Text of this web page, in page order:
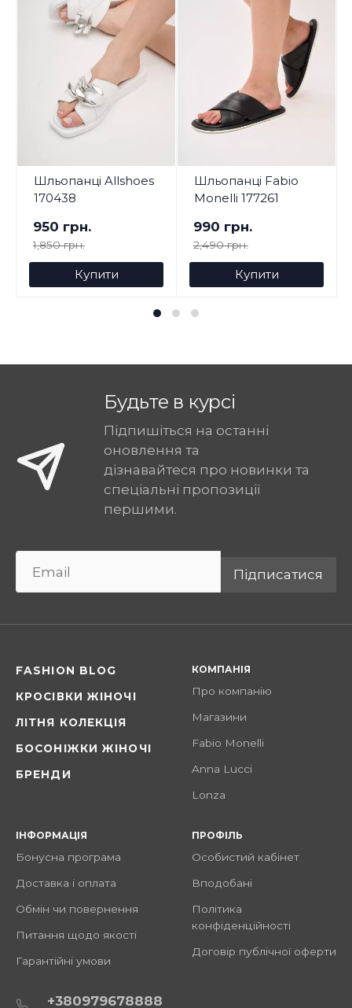
Шльопанці Allshoes
170438
950 грн.
1,850 грн.
Купити
Шльопанці Fabio
Monelli 177261
990 грн.
2,490 грн.
Купити
Будьте в курсі
Підпишіться на останні
оновлення та
дізнавайтеся про новинки та
спеціальні пропозиції
першими.
Підписатися
FASHION BLOG
КРОСІВКИ ЖІНОЧІ
ЛІТНЯ КОЛЕКЦІЯ
БОСОНІЖКИ ЖІНОЧІ
БРЕНДИ
КОМПАНІЯ
Про компанію
Магазини
Fabio Monelli
Anna Lucci
Lonza
ІНФОРМАЦІЯ
Бонусна програма
Доставка і оплата
Обмін чи повернення
Питання щодо якості
Гарантійні умови
ПРОФІЛЬ
Особистий кабінет
Вподобані
Політика
конфіденційності
Договір публічної оферти
+380979678888